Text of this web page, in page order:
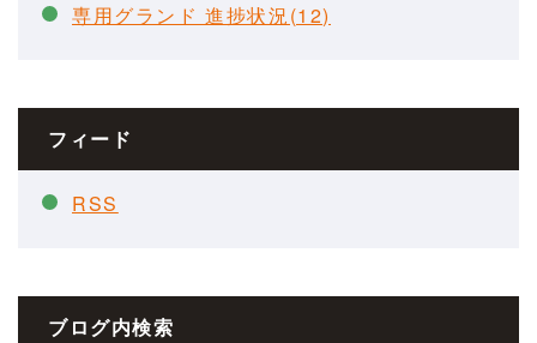
専用グランド 進捗状況(12)
フィード
RSS
ブログ内検索